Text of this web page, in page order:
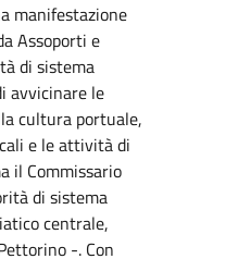
manifestazione
Assoporti e
di sistema
avvicinare le
cultura portuale,
e le attività di
il Commissario
di sistema
centrale,
-. Con